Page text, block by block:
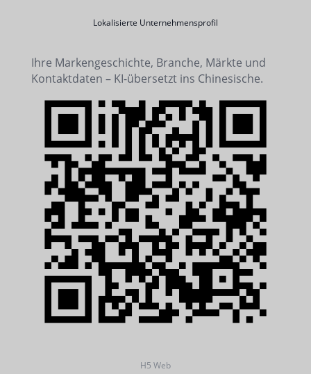
Lokalisierte Unternehmensprofil
Ihre Markengeschichte, Branche, Märkte und
Kontaktdaten – KI-übersetzt ins Chinesische.
H5 Web